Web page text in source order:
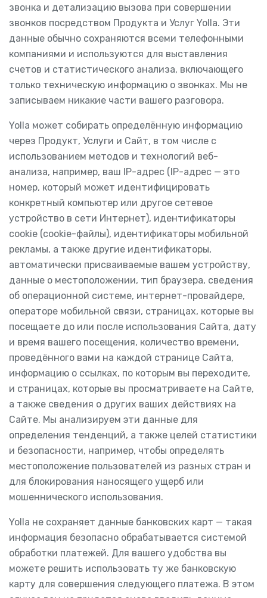
звонка и детализацию вызова при совершении
звонков посредством Продукта и Услуг Yolla. Эти
данные обычно сохраняются всеми телефонными
компаниями и используются для выставления
счетов и статистического анализа, включающего
только техническую информацию о звонках. Мы не
записываем никакие части вашего разговора.
Yolla может собирать определённую информацию
через Продукт, Услуги и Сайт, в том числе с
использованием методов и технологий веб-
анализа, например, ваш IP-адрес (IP-адрес — это
номер, который может идентифицировать
конкретный компьютер или другое сетевое
устройство в сети Интернет), идентификаторы
cookie (cookie-файлы), идентификаторы мобильной
рекламы, а также другие идентификаторы,
автоматически присваиваемые вашем устройству,
данные о местоположении, тип браузера, сведения
об операционной системе, интернет-провайдере,
операторе мобильной связи, страницах, которые вы
посещаете до или после использования Сайта, дату
и время вашего посещения, количество времени,
проведённого вами на каждой странице Сайта,
информацию о ссылках, по которым вы переходите,
и страницах, которые вы просматриваете на Сайте,
а также сведения о других ваших действиях на
Сайте. Мы анализируем эти данные для
определения тенденций, а также целей статистики
и безопасности, например, чтобы определять
местоположение пользователей из разных стран и
для блокирования наносящего ущерб или
мошеннического использования.
Yolla не сохраняет данные банковских карт — такая
информация безопасно обрабатывается системой
обработки платежей. Для вашего удобства вы
можете решить использовать ту же банковскую
карту для совершения следующего платежа. В этом